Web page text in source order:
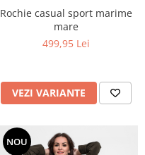
Rochie casual sport marime
mare
499,95 Lei
VEZI VARIANTE
NOU